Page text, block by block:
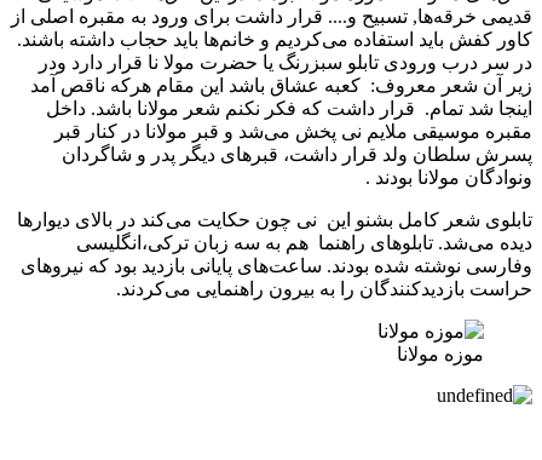
قدیمی خرقه‌ها, تسبیح و.... قرار داشت برای ورود به مقبره اصلی از
کاور کفش باید استفاده می‌کردیم و خانم‌ها باید حجاب داشته باشند.
در سر درب ورودی تابلو سبزرنگ یا حضرت مولا نا قرار دارد ودر
زیر آن شعر معروف: کعبه عشاق باشد این مقام هرکه ناقص آمد
اینجا شد تمام. قرار داشت که فکر نکنم شعر مولانا باشد. داخل
مقبره موسیقی ملایم نی پخش می‌شد و قبر مولانا در کنار قبر
پسرش سلطان ولد قرار داشت، قبرهای دیگر پدر و شاگردان
ونوادگان مولانا بودند .
تابلوی شعر کامل بشنو این نی چون حکایت می‌کند در بالای دیوارها
دیده می‌شد. تابلوهای راهنما هم به سه زبان ترکی،انگلیسی
وفارسی نوشته شده بودند. ساعت‌های پایانی بازدید بود که نیروهای
حراست بازدیدکنندگان را به بیرون راهنمایی می‌کردند.
موزه مولانا